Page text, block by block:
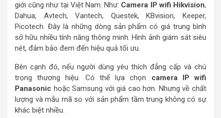
giới cũng như tại Việt Nam. Như: Camera IP wifi Hikvision,
Dahua, Avtech, Vantech, Questek, KBvision, Keeper,
Picotech. Đây là những dòng sản phẩm có giá trung bình
sở hữu nhiều tính năng thông minh. Hình ảnh giám sát siêu
nét, đảm bảo đem đến hiệu quả tối ưu.
Bên cạnh đó, nếu người dùng yêu thích đẳng cấp và chú
trọng thương hiệu. Có thể lựa chọn camera IP wifi
Panasonic hoặc Samsung với giá cao hơn. Nhưng về chất
lượng và mẫu mã so với sản phẩm tầm trung không có sự
khác biệt nhiều.